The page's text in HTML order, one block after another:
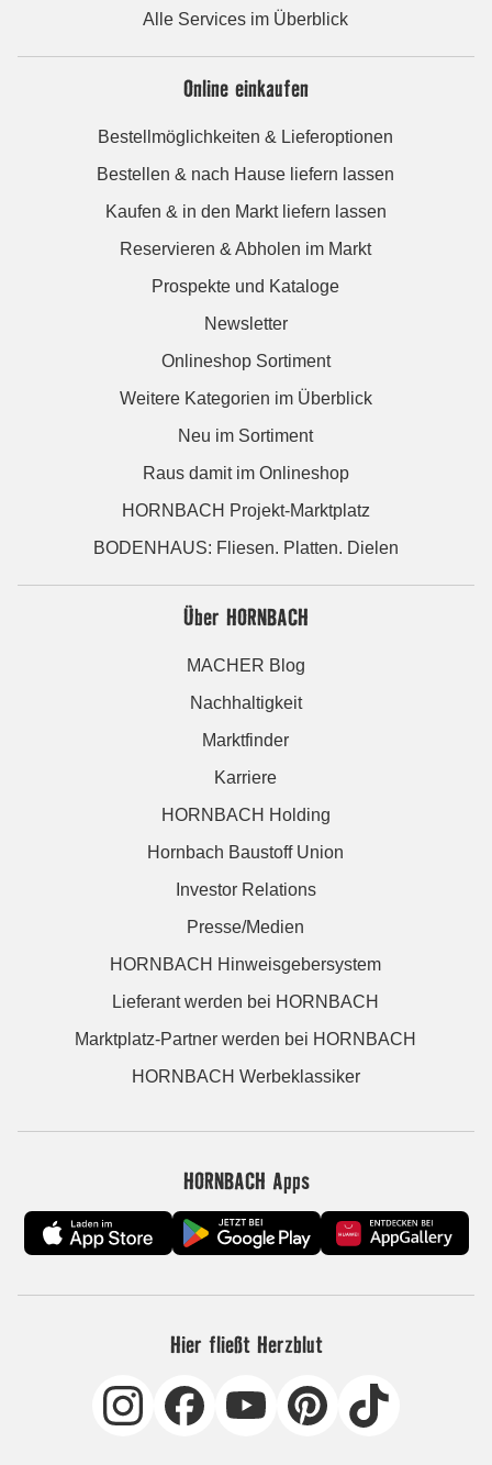
Alle Services im Überblick
Online einkaufen
Bestellmöglichkeiten & Lieferoptionen
Bestellen & nach Hause liefern lassen
Kaufen & in den Markt liefern lassen
Reservieren & Abholen im Markt
Prospekte und Kataloge
Newsletter
Onlineshop Sortiment
Weitere Kategorien im Überblick
Neu im Sortiment
Raus damit im Onlineshop
HORNBACH Projekt-Marktplatz
BODENHAUS: Fliesen. Platten. Dielen
Über HORNBACH
MACHER Blog
Nachhaltigkeit
Marktfinder
Karriere
HORNBACH Holding
Hornbach Baustoff Union
Investor Relations
Presse/Medien
HORNBACH Hinweisgebersystem
Lieferant werden bei HORNBACH
Marktplatz-Partner werden bei HORNBACH
HORNBACH Werbeklassiker
HORNBACH Apps
Hier fließt Herzblut